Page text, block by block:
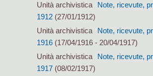
Unità archivistica
Note, ricevute,
1912 (27/01/1912)
Unità archivistica
Note, ricevute,
1916 (17/04/1916 - 20/04/1917)
Unità archivistica
Note, ricevute,
1917 (08/02/1917)